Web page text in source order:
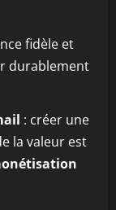
fidèle et
durablement
: créer une
la valeur est